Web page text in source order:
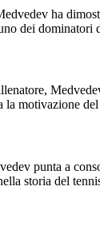
ha
dei
motivazione
punta a
storia del